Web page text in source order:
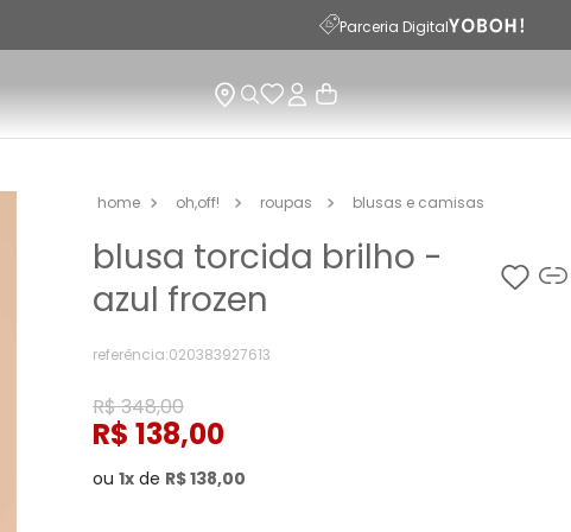
Parceria Digital
oh,off! roupas blusas e camisas
blusa torcida brilho -
azul frozen
referência:020383927613
R$348,00
R$ 138,00
ou 1 de R$138,00